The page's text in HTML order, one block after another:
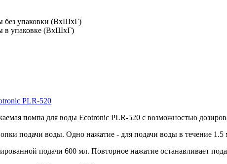
без упаковки (ВxШxГ)
в упаковке (ВxШxГ)
PLR-520
помпа для воды Ecotronic PLR-520 с возможностью
подачи воды. Одно нажатие - для подачи воды в течение 1.5
подачи 600 мл. Повторное нажатие останавливает